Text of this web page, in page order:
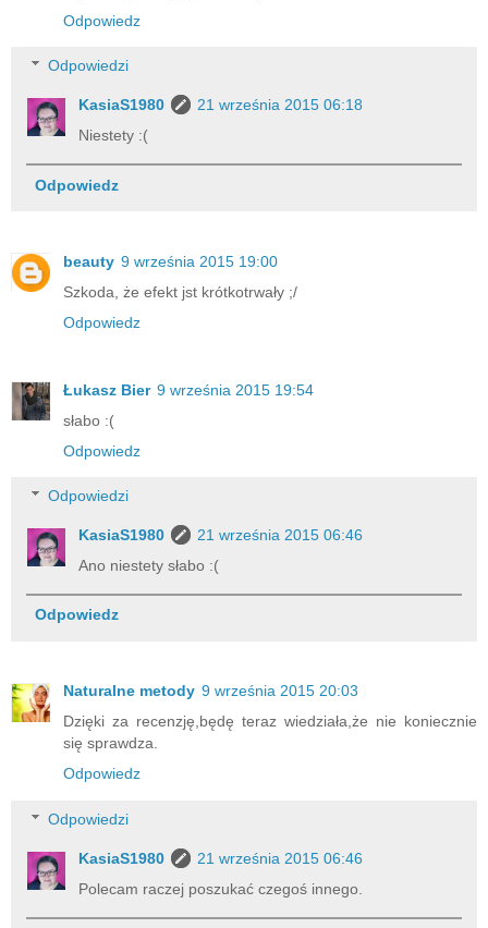
Odpowiedz
Odpowiedzi
KasiaS1980
21 września 2015 06:18
Niestety :(
Odpowiedz
beauty 9 września 2015 19:00
Szkoda, że efekt jst krótkotrwały ;/
Odpowiedz
Łukasz Bier 9 września 2015 19:54
słabo :(
Odpowiedz
Odpowiedzi
KasiaS1980
21 września 2015 06:46
Ano niestety słabo :(
Odpowiedz
Naturalne metody 9 września 2015 20:03
Dzięki za recenzję,będę teraz wiedziała,że nie koniecznie
się sprawdza.
Odpowiedz
Odpowiedzi
KasiaS1980
21 września 2015 06:46
Polecam raczej poszukać czegoś innego.